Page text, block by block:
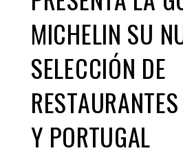
MICHELIN SU
SELECCIÓN DE
Y PORTUGAL